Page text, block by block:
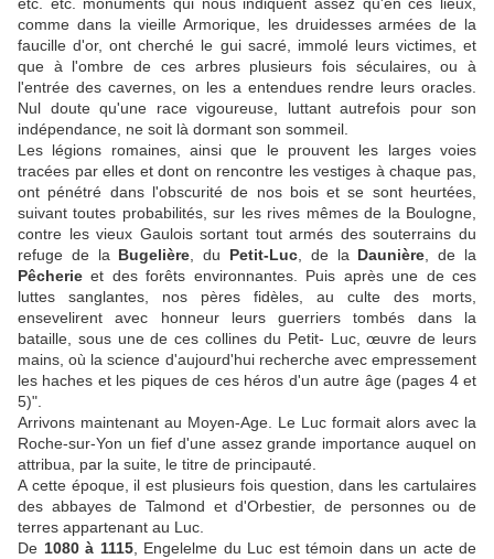
comme dans la vieille Armorique, les druidesses armées de la
faucille d'or, ont cherché le gui sacré, immolé leurs victimes, et
que à l'ombre de ces arbres plusieurs fois séculaires, ou à
l'entrée des cavernes, on les a entendues rendre leurs oracles.
Nul doute qu'une race vigoureuse, luttant autrefois pour son
indépendance, ne soit là dormant son sommeil.
Les légions romaines, ainsi que le prouvent les larges voies
tracées par elles et dont on rencontre les vestiges à chaque pas,
ont pénétré dans l'obscurité de nos bois et se sont heurtées,
suivant toutes probabilités, sur les rives mêmes de la Boulogne,
contre les vieux Gaulois sortant tout armés des souterrains du
refuge de la Bugelière , du Petit-Luc , de la Daunière , de la
Pêcherie et des forêts environnantes. Puis après une de ces
luttes sanglantes, nos pères fidèles, au culte des morts,
ensevelirent avec honneur leurs guerriers tombés dans la
bataille, sous une de ces collines du Petit- Luc, œuvre de leurs
mains, où la science d'aujourd'hui recherche avec empressement
les haches et les piques de ces héros d'un autre âge (pages 4 et
5)".
Arrivons maintenant au Moyen-Age. Le Luc formait alors avec la
Roche-sur-Yon un fief d'une assez grande importance auquel on
attribua, par la suite, le titre de principauté.
A cette époque, il est plusieurs fois question, dans les cartulaires
des abbayes de Talmond et d'Orbestier, de personnes ou de
terres appartenant au Luc.
De 1080 à 1115, Engelelme du Luc est témoin dans un acte de